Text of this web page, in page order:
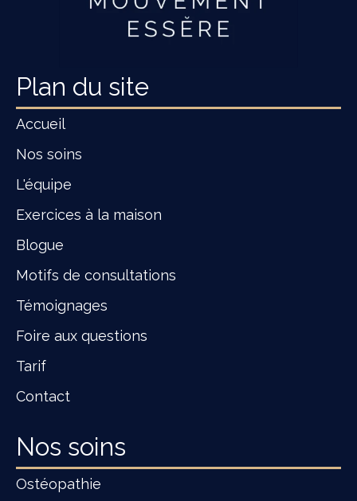
Plan du site
Accueil
Nos soins
L'équipe
Exercices à la maison
Blogue
Motifs de consultations
Témoignages
Foire aux questions
Tarif
Contact
Nos soins
Ostéopathie